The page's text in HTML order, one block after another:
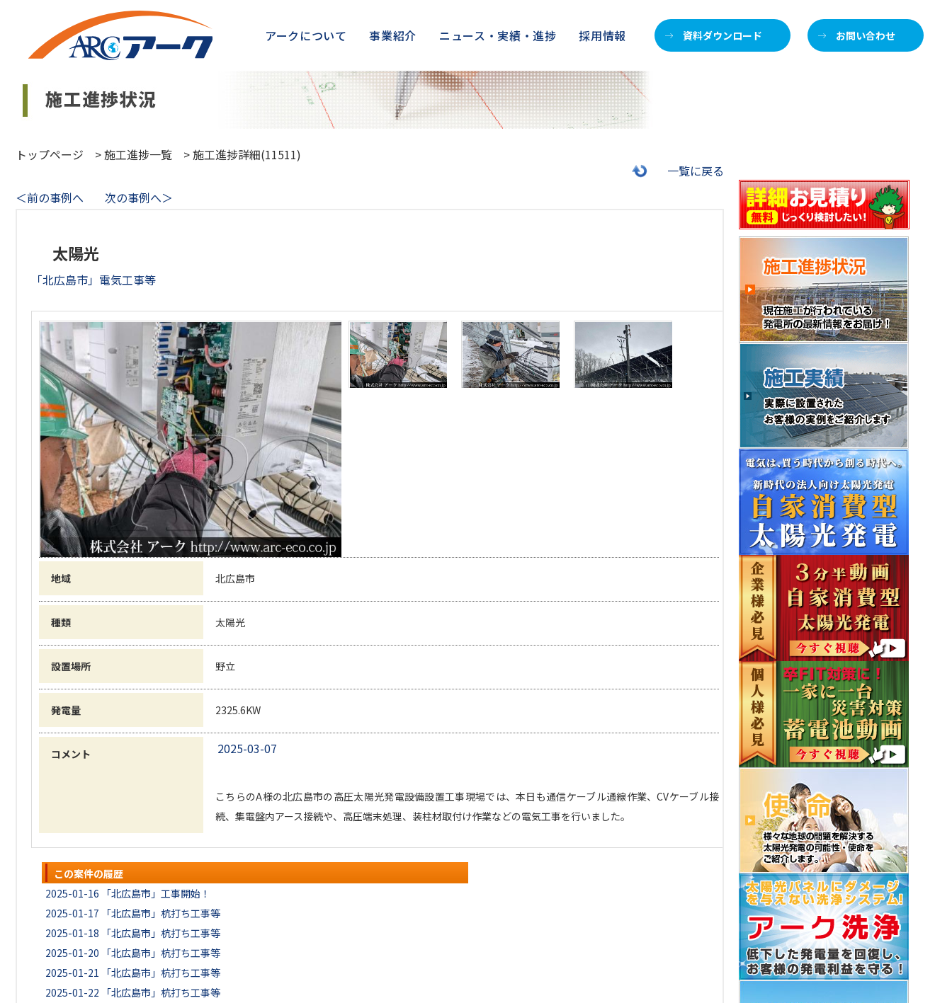
アークについて 事業紹介 ニュース・実績・進捗 採用情報 資料ダウンロード お問い合わせ
トップページ >施工進捗一覧 >施工進捗詳細(11511)
一覧に戻る
＜前の事例へ
次の事例へ＞
太陽光
「北広島市」電気工事等
地域 北広島市
種類 太陽光
設置場所 野立
発電量 2325.6KW
コメント 2025-03-07
こちらのA様の北広島市の高圧太陽光発電設備設置工事現場では、本日も通信ケーブル通線作業、CVケーブル接
続、集電盤内アース接続や、高圧端末処理、装柱材取付け作業などの電気工事を行いました。
この案件の履歴
2025-01-16
「北広島市」工事開始！
2025-01-17
「北広島市」杭打ち工事等
2025-01-18
「北広島市」杭打ち工事等
2025-01-20
「北広島市」杭打ち工事等
2025-01-21
「北広島市」杭打ち工事等
2025-01-22
「北広島市」杭打ち工事等